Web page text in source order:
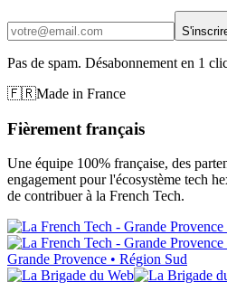
Pas de spam. Désabonnement en 1
🇫🇷Made in France
Fièrement français
Une équipe 100% française, des
engagement pour l'écosystème tech
de contribuer à la French Tech.
Grande Provence • Région Sud